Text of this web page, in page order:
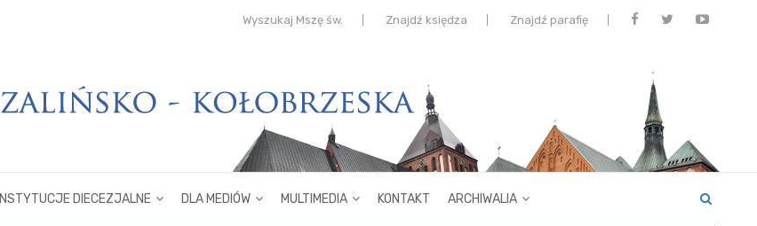
Wyszukaj Mszę św. Znajdź księdza Znajdź parafię
INSTYTUCJE DIECEZJALNE DLA MEDIÓW MULTIMEDIA KONTAKT ARCHIWALIA